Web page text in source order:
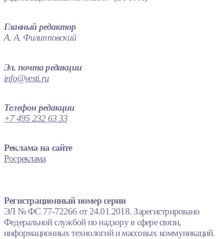
Главный редактор
А. А. Филипповский
Эл. почта редакции
info@vesti.ru
Телефон редакции
+7 495 232 63 33
Реклама на сайте
Росреклама
Регистрационный номер серии
ЭЛ № ФС 77-72266 от 24.01.2018. Зарегистрировано
Федеральной службой по надзору в сфере связи,
информационных технологий и массовых коммуникаций.